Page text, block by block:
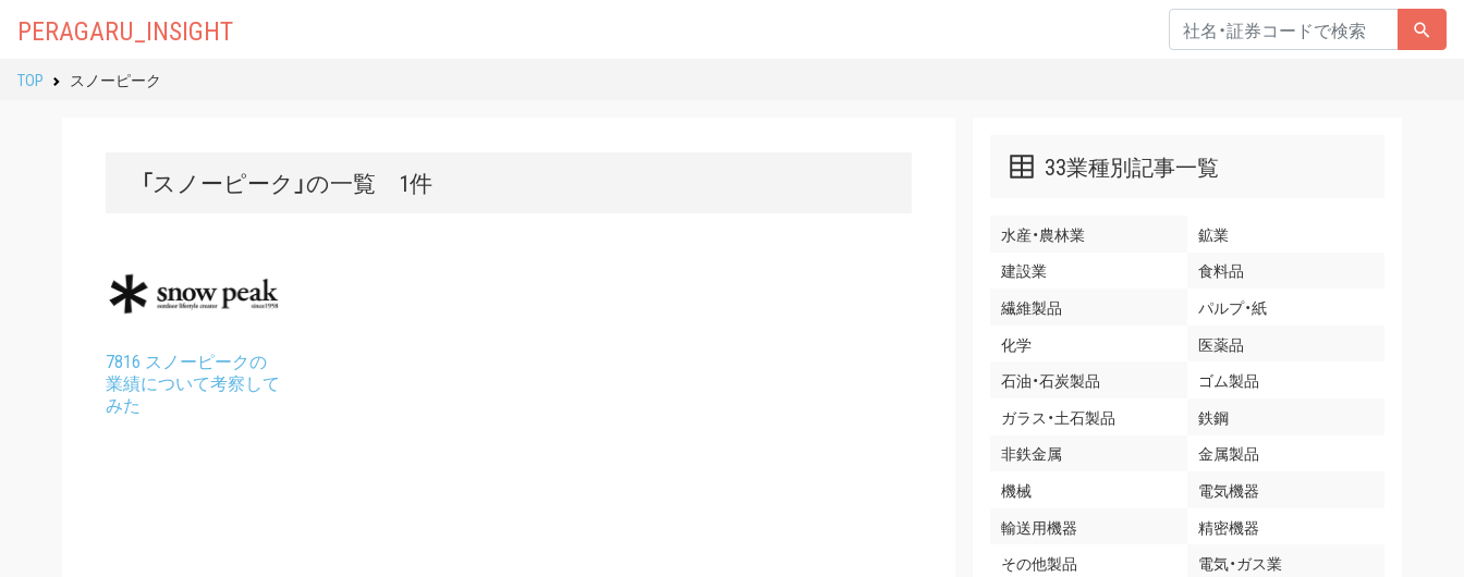
PERAGARU_INSIGHT
TOP スノーピーク
「スノーピーク」の一覧 1件
7816 スノーピークの
業績について考察して
みた
33業種別記事一覧
水産・農林業
鉱業
建設業
食料品
繊維製品
パルプ・紙
化学
医薬品
石油・石炭製品
ゴム製品
ガラス・土石製品
鉄鋼
非鉄金属
金属製品
機械
電気機器
輸送用機器
精密機器
その他製品
電気・ガス業